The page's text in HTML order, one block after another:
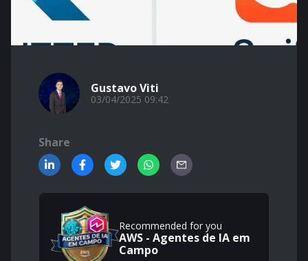
Gustavo Viti
03/04/2025 09:42
Share
Recommended for you
AWS - Agentes de IA em
Campo